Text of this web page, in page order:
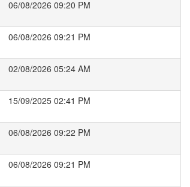
06/08/2026 09:20 PM
06/08/2026 09:21 PM
02/08/2026 05:24 AM
15/09/2025 02:41 PM
06/08/2026 09:22 PM
06/08/2026 09:21 PM